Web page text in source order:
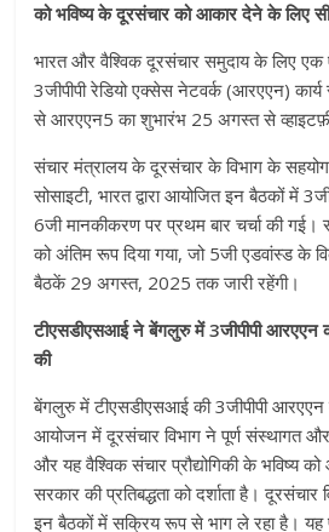
को भविष्य के दूरसंचार को आकार देने के लिए
भारत और वैश्विक दूरसंचार समुदाय के लिए
3जीपीपी रेडियो एक्सेस नेटवर्क (आरएएन)
से आरएएन5 का शुभारंभ 25 अगस्त से
संचार मंत्रालय के दूरसंचार के विभाग के
सोसाइटी, भारत द्वारा आयोजित इन बैठकों में
6जी मानकीकरण पर प्रथम बार चर्चा की गई।
को अंतिम रूप दिया गया, जो 5जी एडवांस्ड के
बैठकें 29 अगस्त, 2025 तक जारी रहेंगी।
टीएसडीएसआई ने बेंगलुरु में 3जीपीपी आरएएन
की
बेंगलुरु में टीएसडीएसआई की 3जीपीपी
आयोजन में दूरसंचार विभाग ने पूर्ण संस्थागत और
और यह वैश्विक संचार प्रौद्योगिकी के भविष्य
सरकार की प्रतिबद्धता को दर्शाता है।
इन बैठकों में सक्रिय रूप से भाग ले रहा है।